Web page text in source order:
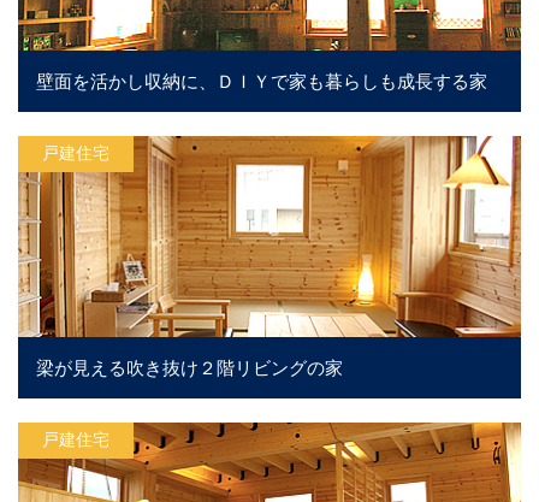
壁面を活かし収納に、ＤＩＹで家も暮らしも成長する家
戸建住宅
梁が見える吹き抜け２階リビングの家
戸建住宅